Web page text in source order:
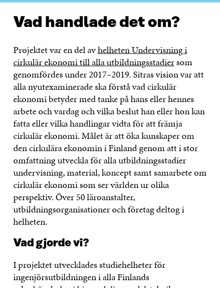
Vad handlade det om?
Projektet var en del avhelheten Undervisning i
cirkulär ekonomi till alla utbildningsstadiersom
genomfördes under 2017–2019. Sitras vision var att
alla nyutexaminerade ska förstå vad cirkulär
ekonomi betyder med tanke på hans eller hennes
arbete och vardag och vilka beslut han eller hon kan
fatta eller vilka handlingar vidta för att främja
cirkulär ekonomi. Målet är att öka kunskaper om
den cirkulära ekonomin i Finland genom att i stor
omfattning utveckla för alla utbildningsstadier
undervisning, material, koncept samt samarbete om
cirkulär ekonomi som ser världen ur olika
perspektiv. Över 50 läroanstalter,
utbildningsorganisationer och företag deltog i
helheten.
Vad gjorde vi?
I projektet utvecklades studiehelheter för
ingenjörsutbildningen i alla Finlands